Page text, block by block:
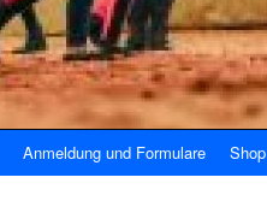
Anmeldung und Formulare Shop